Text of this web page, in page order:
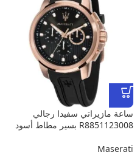
ساعة مازيراتي سفيدا رجالي
R8851123008 بسير مطاط أسود
Maserati